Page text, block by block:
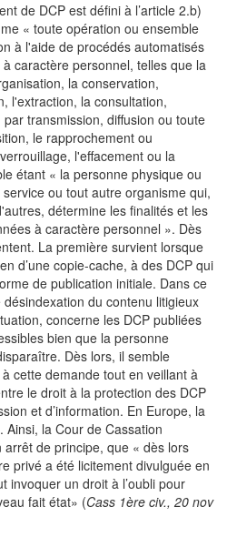
DCP est défini à l’article 2.b)
« toute opération ou ensemble
à l'aide de procédés automatisés
caractère personnel, telles que la
la conservation,
l'extraction, la consultation,
transmission, diffusion ou toute
le rapprochement ou
l'effacement ou la
étant « la personne physique ou
ou tout autre organisme qui,
détermine les finalités et les
à caractère personnel ». Dès
La première survient lorsque
d’une copie-cache, à des DCP qui
de publication initiale. Dans ce
du contenu litigieux
concerne les DCP publiées
bien que la personne
Dès lors, il semble
cette demande tout en veillant à
le droit à la protection des DCP
et d’information. En Europe, la
la Cour de Cassation
de principe, que « dès lors
privé a été licitement divulguée en
invoquer un droit à l’oubli pour
fait état» (Cass 1ère civ., 20 nov